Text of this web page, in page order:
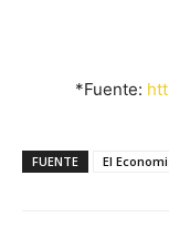
*Fuente:
FUENTE El